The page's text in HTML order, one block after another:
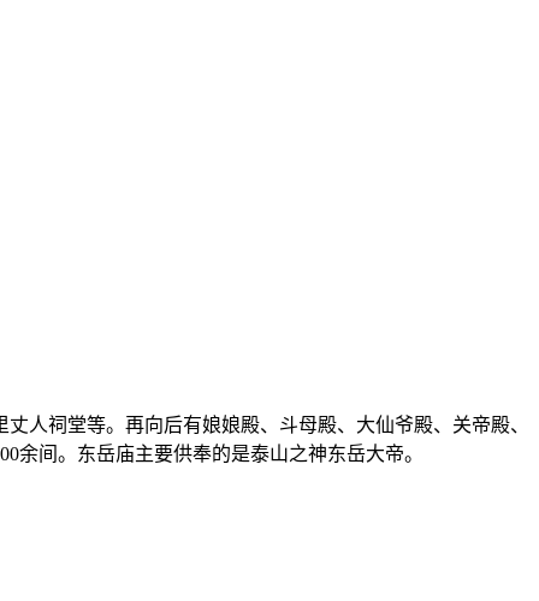
人祠堂等。再向后有娘娘殿、斗母殿、大仙爷殿、关帝殿、
间。东岳庙主要供奉的是泰山之神东岳大帝。